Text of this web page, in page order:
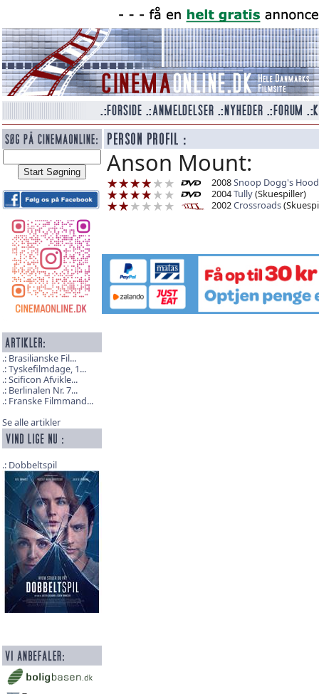
Brasilianske Fil...
Tyskefilmdage, 1...
Scificon Afvikle...
Berlinalen Nr. 7...
Franske Filmmand...
Se alle artikler
Dobbeltspil
Anson Mount:
2008Snoop Dogg's
2004Tully(Skuespiller)
2002Crossroads